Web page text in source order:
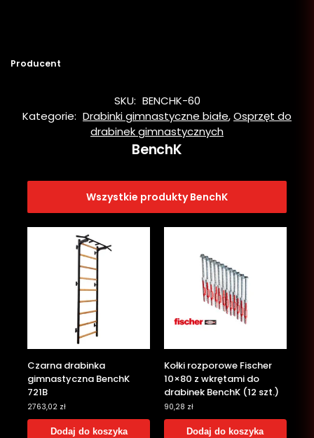
Producent
SKU: BENCHK-60
Kategorie: Drabinki gimnastyczne białe,Osprzęt do
drabinek gimnastycznych
BenchK
Wszystkie produkty BenchK
Czarna drabinka
gimnastyczna BenchK
721B
2763,02 zł
Dodaj do koszyka
Kołki rozporowe Fischer
10×80 z wkrętami do
drabinek BenchK (12 szt.)
90,28 zł
Dodaj do koszyka